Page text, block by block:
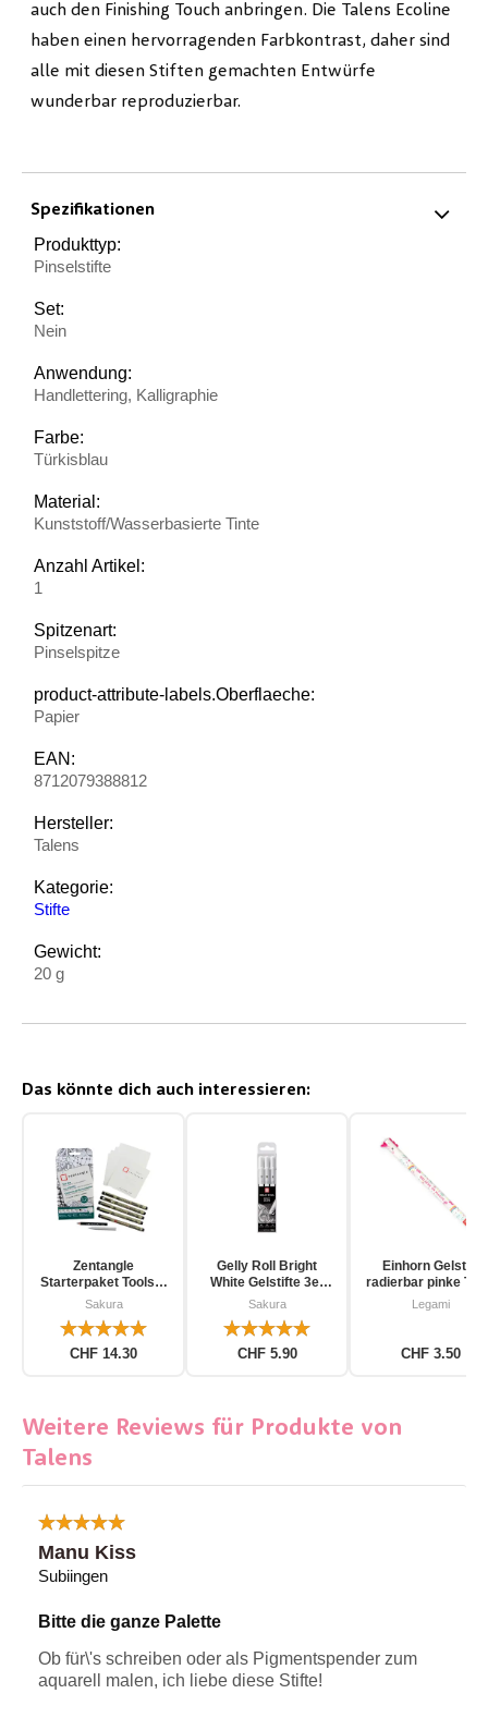
auch den Finishing Touch anbringen. Die Talens Ecoline
haben einen hervorragenden Farbkontrast, daher sind
alle mit diesen Stiften gemachten Entwürfe
wunderbar reproduzierbar.
Spezifikationen
Produkttyp:
Pinselstifte
Set:
Nein
Anwendung:
Handlettering, Kalligraphie
Farbe:
Türkisblau
Material:
Kunststoff/Wasserbasierte Tinte
Anzahl Artikel:
1
Spitzenart:
Pinselspitze
product-attribute-labels.Oberflaeche:
Papier
EAN:
8712079388812
Hersteller:
Talens
Kategorie:
Stifte
Gewicht:
20 g
Das könnte dich auch interessieren:
Zentangle
Starterpaket Toolset
für Einsteiger 12-
Sakura
CHF 14.30
Gelly Roll Bright
White Gelstifte 3er
Pack
Sakura
CHF 5.90
Einhorn Gelstift
radierbar pinke
Legami
CHF 3.50
Weitere Reviews für Produkte von
Talens
Manu Kiss
Subiingen
Bitte die ganze Palette
Ob für\'s schreiben oder als Pigmentspender zum
aquarell malen, ich liebe diese Stifte!